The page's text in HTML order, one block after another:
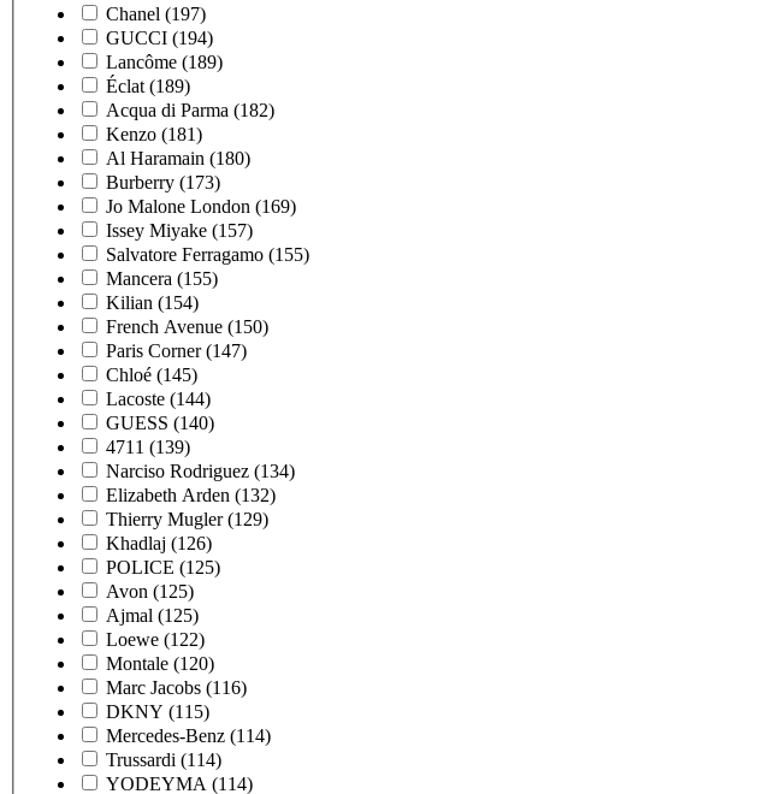
Chanel (197)
GUCCI (194)
Lancôme (189)
Éclat (189)
Acqua di Parma (182)
Kenzo (181)
Al Haramain (180)
Burberry (173)
Jo Malone London (169)
Issey Miyake (157)
Salvatore Ferragamo (155)
Mancera (155)
Kilian (154)
French Avenue (150)
Paris Corner (147)
Chloé (145)
Lacoste (144)
GUESS (140)
4711 (139)
Narciso Rodriguez (134)
Elizabeth Arden (132)
Thierry Mugler (129)
Khadlaj (126)
POLICE (125)
Avon (125)
Ajmal (125)
Loewe (122)
Montale (120)
Marc Jacobs (116)
DKNY (115)
Mercedes-Benz (114)
Trussardi (114)
YODEYMA (114)